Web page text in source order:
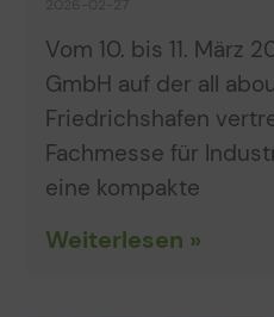
Vom 10. bis 11. März
GmbH auf der all
Friedrichshafen
Fachmesse für
eine kompakte
Weiterlesen »